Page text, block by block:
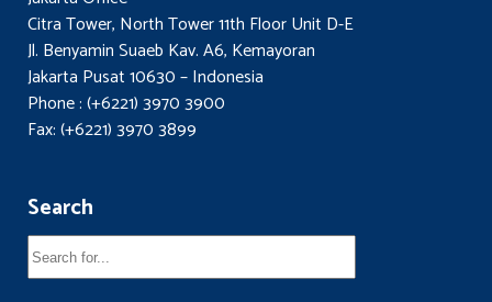
Citra Tower, North Tower 11th Floor Unit D-E
Jl. Benyamin Suaeb Kav. A6, Kemayoran
Jakarta Pusat 10630 – Indonesia
Phone : (+6221) 3970 3900
Fax: (+6221) 3970 3899
Search